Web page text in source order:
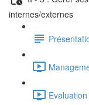
internes/externes